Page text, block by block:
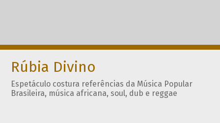
Rúbia Divino
Espetáculo costura referências da Música Popular
Brasileira, música africana, soul, dub e reggae